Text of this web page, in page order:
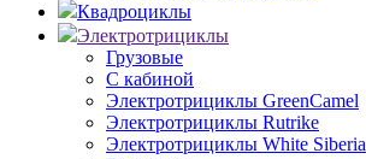
Квадроциклы
Электротрициклы
Грузовые
С кабиной
Электротрициклы GreenCamel
Электротрициклы Rutrike
Электротрициклы White Siberia